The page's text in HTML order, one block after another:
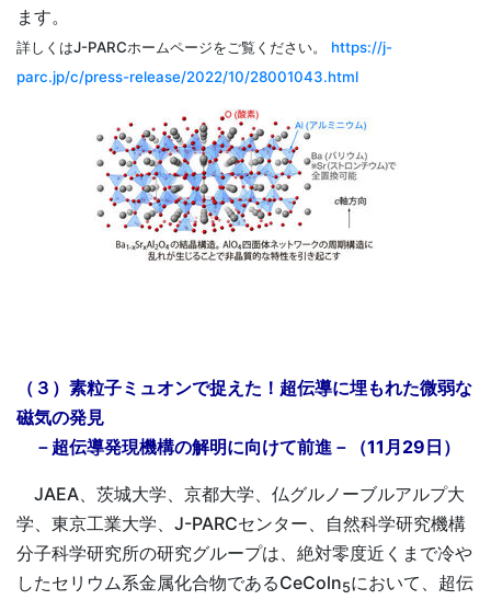
ます。
詳しくはJ-PARCホームページをご覧ください。 https://j-
parc.jp/c/press-release/2022/10/28001043.html
（３）素粒子ミュオンで捉えた！超伝導に埋もれた微弱な
磁気の発見
－超伝導発現機構の解明に向けて前進－（11月29日）
JAEA、茨城大学、京都大学、仏グルノーブルアルプ大
学、東京工業大学、J-PARCセンター、自然科学研究機構
分子科学研究所の研究グループは、絶対零度近くまで冷や
したセリウム系金属化合物であるCeColn5において、超伝